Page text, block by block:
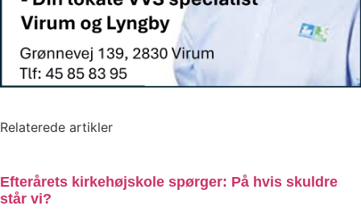
Relaterede artikler
Efterårets kirkehøjskole spørger: På hvis skuldre
står vi?